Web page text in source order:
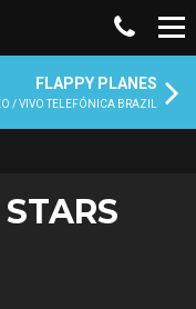
FLAPPY PLANES
/ VIVO TELEFÓNICA BRAZIL